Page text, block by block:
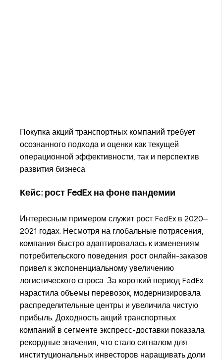
Покупка акций транспортных компаний требует
осознанного подхода и оценки как текущей
операционной эффективности, так и перспектив
развития бизнеса.
Кейс: рост FedEx на фоне пандемии
Интересным примером служит рост FedEx в 2020–
2021 годах. Несмотря на глобальные потрясения,
компания быстро адаптировалась к изменениям
потребительского поведения: рост онлайн-заказов
привел к экспоненциальному увеличению
логистического спроса. За короткий период FedEx
нарастила объемы перевозок, модернизировала
распределительные центры и увеличила чистую
прибыль. Доходность акций транспортных
компаний в сегменте экспресс-доставки показала
рекордные значения, что стало сигналом для
институциональных инвесторов наращивать доли